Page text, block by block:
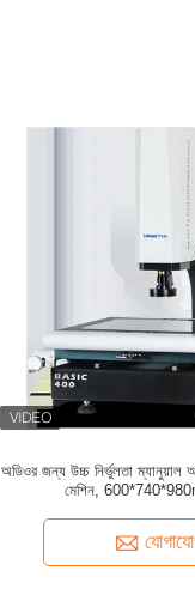
অডিওর জন্য উচ্চ নির্ভুলতা ম্যানুয়াল
মেশিন,